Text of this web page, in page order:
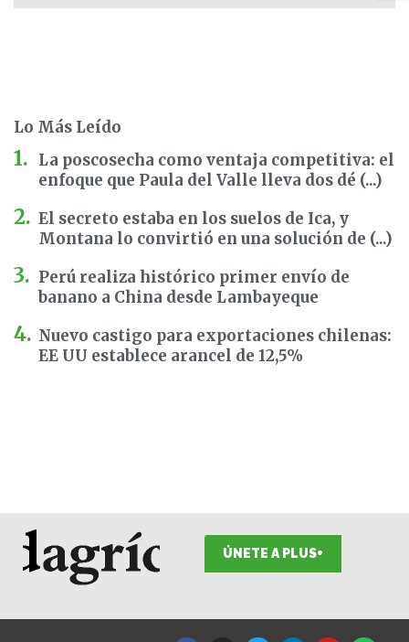
Lo Más Leído
La poscosecha como ventaja competitiva: el
enfoque que Paula del Valle lleva dos dé (...)
El secreto estaba en los suelos de Ica, y
Montana lo convirtió en una solución de (...)
Perú realiza histórico primer envío de
banano a China desde Lambayeque
Nuevo castigo para exportaciones chilenas:
EE UU establece arancel de 12,5%
ÚNETE A PLUS+
F
I
T
L
Y
S